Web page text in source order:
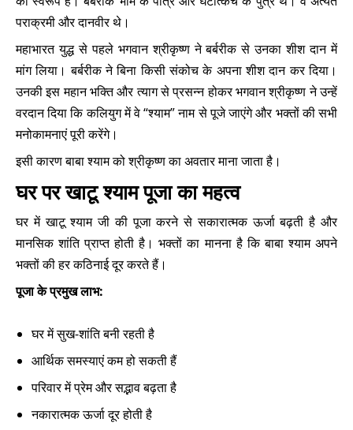
पराक्रमी और दानवीर थे।
महाभारत युद्ध से पहले भगवान श्रीकृष्ण ने बर्बरीक से उनका शीश दान में
मांग लिया। बर्बरीक ने बिना किसी संकोच के अपना शीश दान कर दिया।
उनकी इस महान भक्ति और त्याग से प्रसन्न होकर भगवान श्रीकृष्ण ने उन्हें
वरदान दिया कि कलियुग में वे “श्याम” नाम से पूजे जाएंगे और भक्तों की सभी
मनोकामनाएं पूरी करेंगे।
इसी कारण बाबा श्याम को श्रीकृष्ण का अवतार माना जाता है।
घर पर खाटू श्याम पूजा का महत्व
घर में खाटू श्याम जी की पूजा करने से सकारात्मक ऊर्जा बढ़ती है और
मानसिक शांति प्राप्त होती है। भक्तों का मानना है कि बाबा श्याम अपने
भक्तों की हर कठिनाई दूर करते हैं।
पूजा के प्रमुख लाभ:
घर में सुख-शांति बनी रहती है
आर्थिक समस्याएं कम हो सकती हैं
परिवार में प्रेम और सद्भाव बढ़ता है
नकारात्मक ऊर्जा दूर होती है